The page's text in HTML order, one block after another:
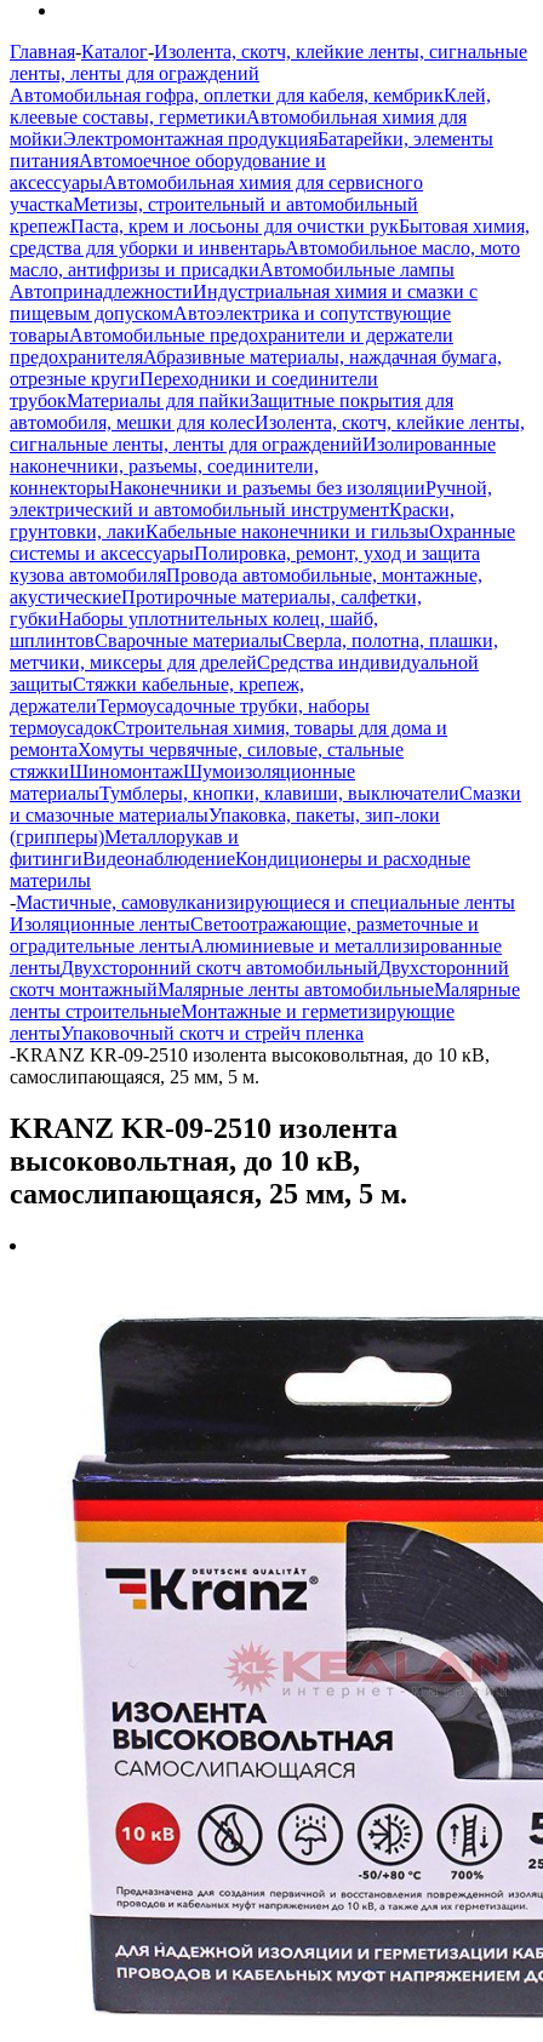
Главная-Каталог-Изолента, скотч, клейкие ленты, сигнальные
ленты, ленты для ограждений
Автомобильная гофра, оплетки для кабеля, кембрикКлей,
клеевые составы, герметикиАвтомобильная химия для
мойкиЭлектромонтажная продукцияБатарейки, элементы
питанияАвтомоечное оборудование и
аксессуарыАвтомобильная химия для сервисного
участкаМетизы, строительный и автомобильный
крепежПаста, крем и лосьоны для очистки рукБытовая химия,
средства для уборки и инвентарьАвтомобильное масло, мото
масло, антифризы и присадкиАвтомобильные лампы
АвтопринадлежностиИндустриальная химия и смазки с
пищевым допускомАвтоэлектрика и сопутствующие
товарыАвтомобильные предохранители и держатели
предохранителяАбразивные материалы, наждачная бумага,
отрезные кругиПереходники и соединители
трубокМатериалы для пайкиЗащитные покрытия для
автомобиля, мешки для колесИзолента, скотч, клейкие ленты,
сигнальные ленты, ленты для огражденийИзолированные
наконечники, разъемы, соединители,
коннекторыНаконечники и разъемы без изоляцииРучной,
электрический и автомобильный инструментКраски,
грунтовки, лакиКабельные наконечники и гильзыОхранные
системы и аксессуарыПолировка, ремонт, уход и защита
кузова автомобиляПровода автомобильные, монтажные,
акустическиеПротирочные материалы, салфетки,
губкиНаборы уплотнительных колец, шайб,
шплинтовСварочные материалыСверла, полотна, плашки,
метчики, миксеры для дрелейСредства индивидуальной
защитыСтяжки кабельные, крепеж,
держателиТермоусадочные трубки, наборы
термоусадокСтроительная химия, товары для дома и
ремонтаХомуты червячные, силовые, стальные
стяжкиШиномонтажШумоизоляционные
материалыТумблеры, кнопки, клавиши, выключателиСмазки
и смазочные материалыУпаковка, пакеты, зип-локи
(грипперы)Металлорукав и
фитингиВидеонаблюдениеКондиционеры и расходные
материлы
-Мастичные, самовулканизирующиеся и специальные ленты
Изоляционные лентыСветоотражающие, разметочные и
оградительные лентыАлюминиевые и металлизированные
лентыДвухсторонний скотч автомобильныйДвухсторонний
скотч монтажныйМалярные ленты автомобильныеМалярные
ленты строительныеМонтажные и герметизирующие
лентыУпаковочный скотч и стрейч пленка
-KRANZ KR-09-2510 изолента высоковольтная, до 10 кВ,
самослипающаяся, 25 мм, 5 м.
KRANZ KR-09-2510 изолента
высоковольтная, до 10 кВ,
самослипающаяся, 25 мм, 5 м.